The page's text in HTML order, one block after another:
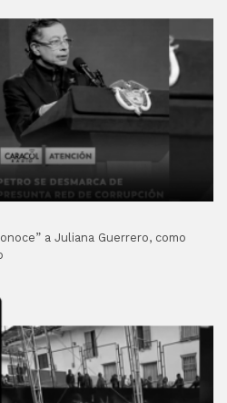
a Juliana Guerrero, como